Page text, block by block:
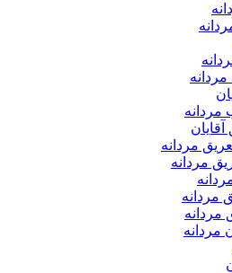
مردانه
مردانه
مردانه
مردانه
مردانه